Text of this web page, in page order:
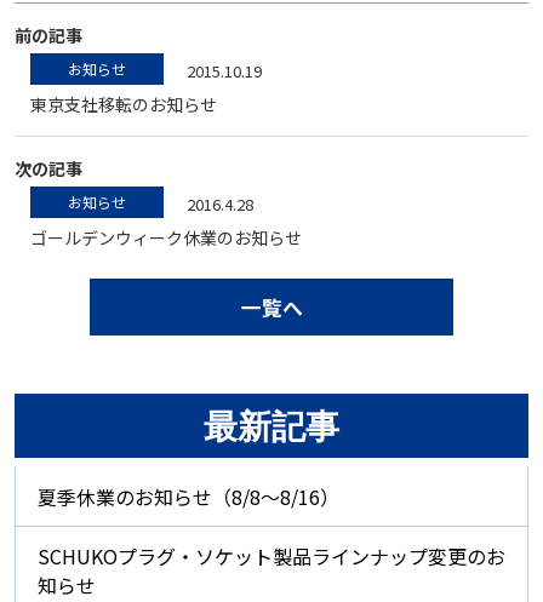
前の記事
お知らせ 2015.10.19
東京支社移転のお知らせ
次の記事
お知らせ 2016.4.28
ゴールデンウィーク休業のお知らせ
一覧へ
最新記事
夏季休業のお知らせ（8/8～8/16）
SCHUKOプラグ・ソケット製品ラインナップ変更のお
知らせ